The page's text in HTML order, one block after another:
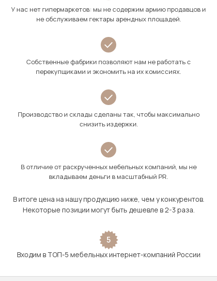
У нас нет гипермаркетов: мы не содержим армию продавцов и
не обслуживаем гектары арендных площадей.
Собственные фабрики позволяют нам не работать с
перекупщиками и экономить на их комиссиях.
Производство и склады сделаны так, чтобы максимально
снизить издержки.
В отличие от раскрученных мебельных компаний, мы не
вкладываем деньги в масштабный PR.
В итоге цена на нашу продукцию ниже, чем у конкурентов.
Некоторые позиции могут быть дешевле в 2-3 раза.
5
Входим в ТОП-5 мебельных интернет-компаний России